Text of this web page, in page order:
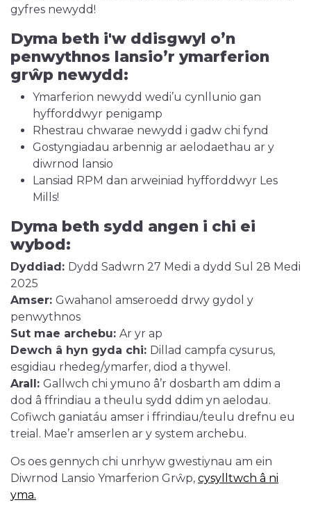
gyfres newydd!
Dyma beth i'w ddisgwyl o’n
penwythnos lansio’r ymarferion
grŵp newydd:
Ymarferion newydd wedi’u cynllunio gan
hyfforddwyr penigamp
Rhestrau chwarae newydd i gadw chi fynd
Gostyngiadau arbennig ar aelodaethau ar y
diwrnod lansio
Lansiad RPM dan arweiniad hyfforddwyr Les
Mills!
Dyma beth sydd angen i chi ei
wybod:
Dyddiad: Dydd Sadwrn 27 Medi a dydd Sul 28 Medi
2025
Amser: Gwahanol amseroedd drwy gydol y
penwythnos
Sut mae archebu: Ar yr ap
Dewch â hyn gyda chi: Dillad campfa cysurus,
esgidiau rhedeg/ymarfer, diod a thywel.
Arall: Gallwch chi ymuno â’r dosbarth am ddim a
dod â ffrindiau a theulu sydd ddim yn aelodau.
Cofiwch ganiatáu amser i ffrindiau/teulu drefnu eu
treial. Mae’r amserlen ar y system archebu.
Os oes gennych chi unrhyw gwestiynau am ein
Diwrnod Lansio Ymarferion Grŵp, cysylltwch â ni
yma.